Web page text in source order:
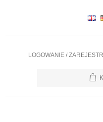
LOGOWANIE /